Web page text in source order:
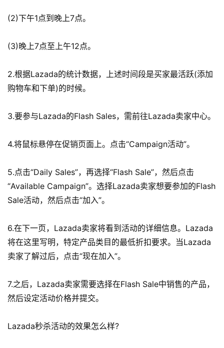
首
开
店
境
百
科
社
媒
营
(2)下午1点到晚上7点。
(3)晚上7点至上午12点。
2.根据Lazada的统计数据，上述时间段是买家最活跃(添加
购物车和下单)的时候。
3.要参与Lazada的Flash Sales，需前往Lazada卖家中心。
4.将鼠标悬停在促销页面上。点击“Campaign活动”。
5.点击“Daily Sales”，再选择“Flash Sale”，然后点击
“Available Campaign”。选择Lazada卖家想要参加的Flash
Sale活动，然后点击“加入”。
6.在下一页，Lazada卖家将看到活动的详细信息。Lazada
将在这里写明，特定产品类目的最低折扣要求。当Lazada
卖家了解过后，点击“现在加入”。
7.之后，Lazada卖家需要选择在Flash Sale中销售的产品，
然后设定活动价格并提交。
Lazada秒杀活动的效果怎么样?